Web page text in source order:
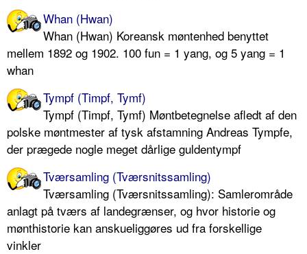
Whan (Hwan)
Whan (Hwan) Koreansk møntenhed benyttet
mellem 1892 og 1902. 100 fun = 1 yang, og 5 yang = 1
whan
Tympf (Timpf, Tymf)
Tympf (Timpf, Tymf) Møntbetegnelse afledt af den
polske møntmester af tysk afstamning Andreas Tympfe,
der prægede nogle meget dårlige guldentympf
Tværsamling (Tværsnitssamling)
Tværsamling (Tværsnitssamling): Samlerområde
anlagt på tværs af landegrænser, og hvor historie og
mønthistorie kan anskueliggøres ud fra forskellige
vinkler